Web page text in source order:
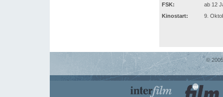
FSK:
ab 12
Kinostart:
9.
©